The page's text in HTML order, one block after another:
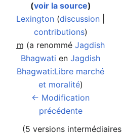
(voir la source)
Lexington (discussion
contributions)
m (a renommé Jagdish
Bhagwati en Jagdish
Bhagwati:Libre marché
et moralité)
← Modification
précédente
(5 versions